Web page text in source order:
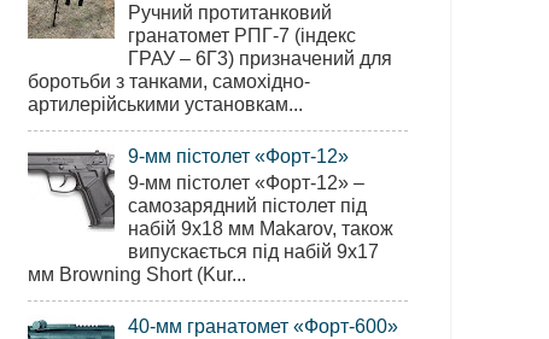
Ручний протитанковий
гранатомет РПГ-7 (індекс
ГРАУ – 6Г3) призначений для
боротьби з танками, самохідно-
артилерійськими установкам...
9-мм пістолет «Форт-12»
9-мм пістолет «Форт-12» –
самозарядний пістолет під
набій 9х18 мм Makarov, також
випускається під набій 9х17
мм Browning Short (Kur...
40-мм гранатомет «Форт-600»